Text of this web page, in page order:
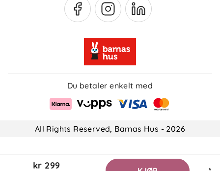
Du betaler enkelt med
All Rights Reserved, Barnas Hus - 2026
kr 299